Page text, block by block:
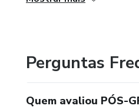
VOAR EDUCAÇÃO
NOSSA VISÃO
Perguntas
Quem avaliou PÓS-